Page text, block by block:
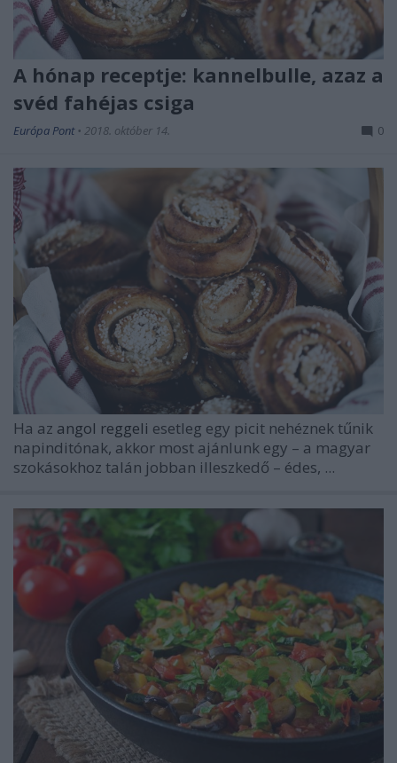
A hónap receptje: kannelbulle, azaz a
svéd fahéjas csiga
Európa Pont • 2018. október 14. 0
Ha az angol reggeli esetleg egy picit nehéznek tűnik
napinditónak, akkor most ajánlunk egy – a magyar
szokásokhoz talán jobban illeszkedő – édes, ...